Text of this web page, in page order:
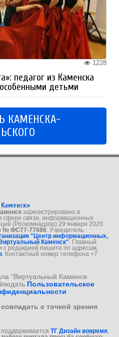
1228
педагог из Каменска
детьми
КАМЕНСКА-
зарегистрировано в
сфере связи, информационных
(Роскомнадзор) 29 января 2020
№ ФС77-77686. Учредитель:
"Центр информационных,
Каменск". Главный
с редакцией пишите по адресам,
. Контактный номер телефона +7
"Виртуальный Каменск-
Пользовательское
с точкой зрения
ТГ Дизайн вовремя.